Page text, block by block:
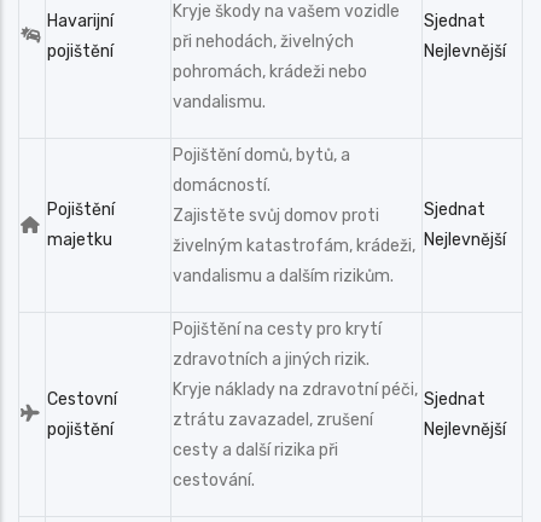
Havarijní
pojištění
Kryje škody na vašem vozidle
při nehodách, živelných
pohromách, krádeži nebo
vandalismu.
Sjednat
Nejlevnější
Pojištění
majetku
Pojištění domů, bytů, a
domácností.
Zajistěte svůj domov proti
živelným katastrofám, krádeži,
vandalismu a dalším rizikům.
Sjednat
Nejlevnější
Cestovní
pojištění
Pojištění na cesty pro krytí
zdravotních a jiných rizik.
Kryje náklady na zdravotní péči,
ztrátu zavazadel, zrušení
cesty a další rizika při
cestování.
Sjednat
Nejlevnější